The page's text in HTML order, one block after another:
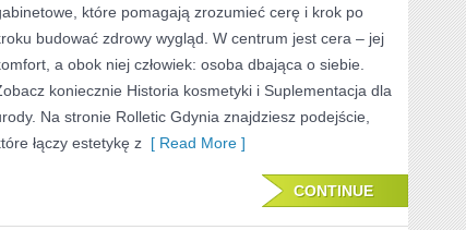
ODMŁADZANIE
które pomagają zrozumieć cerę i krok po
budować zdrowy wygląd. W centrum jest cera – jej
a obok niej człowiek: osoba dbająca o siebie.
koniecznie Historia kosmetyki i Suplementacja dla
Na stronie Rolletic Gdynia znajdziesz podejście,
łączy estetykę z [ Read More ]
CONTINUE